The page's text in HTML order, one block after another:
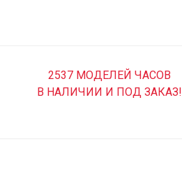
2537 МОДЕЛЕЙ ЧАСОВ
В НАЛИЧИИ И ПОД ЗАКАЗ!